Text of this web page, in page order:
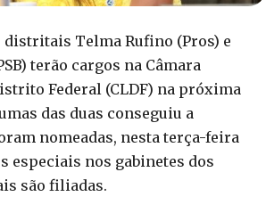
distritais Telma Rufino (Pros) e
terão cargos na Câmara
Federal (CLDF) na próxima
das duas conseguiu a
nomeadas, nesta terça-feira
especiais nos gabinetes dos
são filiadas.